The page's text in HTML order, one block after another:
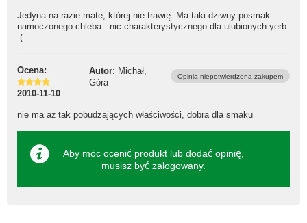
Jedyna na razie mate, której nie trawię. Ma taki dziwny posmak ....
namoczonego chleba - nic charakterystycznego dla ulubionych yerb
:(
Ocena: Autor: Michał,
Góra
Opinia niepotwierdzona zakupem
2010-11-10
nie ma aż tak pobudzających właściwości, dobra dla smaku
Aby móc ocenić produkt lub dodać opinię,
musisz być zalogowany.